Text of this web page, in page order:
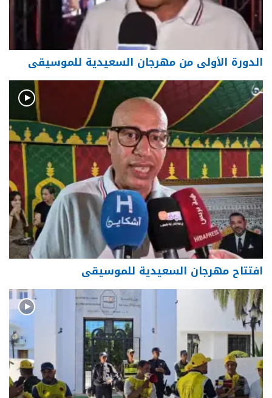
الدورة الأولى من مهرجان السعيدية للموسيقى
افتتاح مهرجان السعيدية للموسيقى